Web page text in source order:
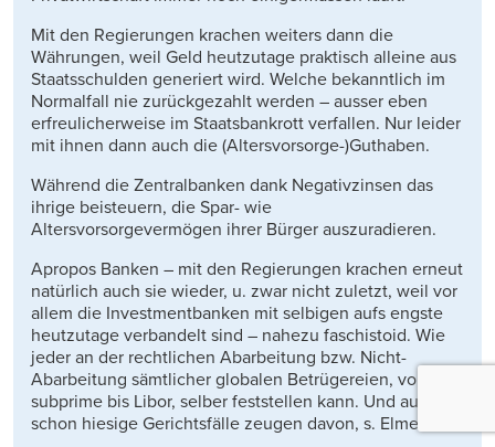
Mit den Regierungen krachen weiters dann die
Währungen, weil Geld heutzutage praktisch alleine aus
Staatsschulden generiert wird. Welche bekanntlich im
Normalfall nie zurückgezahlt werden – ausser eben
erfreulicherweise im Staatsbankrott verfallen. Nur leider
mit ihnen dann auch die (Altersvorsorge-)Guthaben.
Während die Zentralbanken dank Negativzinsen das
ihrige beisteuern, die Spar- wie
Altersvorsorgevermögen ihrer Bürger auszuradieren.
Apropos Banken – mit den Regierungen krachen erneut
natürlich auch sie wieder, u. zwar nicht zuletzt, weil vor
allem die Investmentbanken mit selbigen aufs engste
heutzutage verbandelt sind – nahezu faschistoid. Wie
jeder an der rechtlichen Abarbeitung bzw. Nicht-
Abarbeitung sämtlicher globalen Betrügereien, von
subprime bis Libor, selber feststellen kann. Und auch
schon hiesige Gerichtsfälle zeugen davon, s. Elmer.